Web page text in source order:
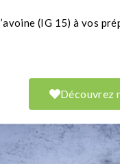
(IG 15) à vos
Découvrez